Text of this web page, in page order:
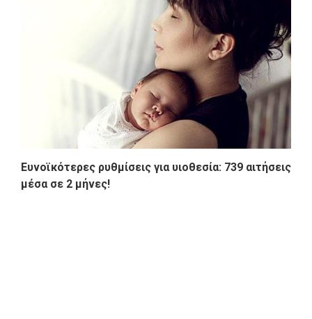
Ευνοϊκότερες ρυθμίσεις για υιοθεσία: 739 αιτήσεις
μέσα σε 2 μήνες!